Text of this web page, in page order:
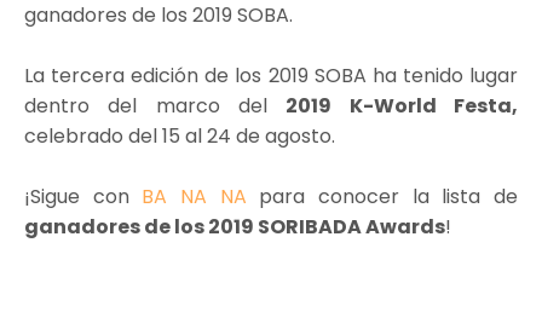
ganadores de los 2019 SOBA.
La tercera edición de los 2019 SOBA ha tenido lugar
dentro del marco del 2019 K-World Festa,
celebrado del 15 al 24 de agosto.
¡Sigue con BA NA NA para conocer la lista de
ganadores de los 2019 SORIBADA Awards!